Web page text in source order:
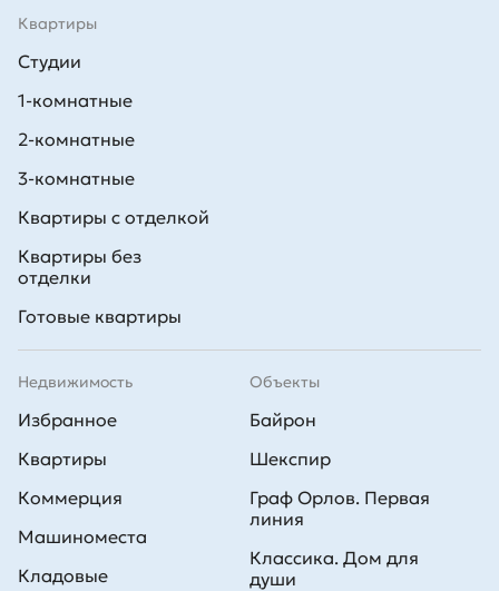
Квартиры
Студии
1-комнатные
2-комнатные
3-комнатные
Квартиры с отделкой
Квартиры без
отделки
Готовые квартиры
Недвижимость
Избранное
Квартиры
Коммерция
Машиноместа
Кладовые
Объекты
Байрон
Шекспир
Граф Орлов. Первая
линия
Классика. Дом для
души